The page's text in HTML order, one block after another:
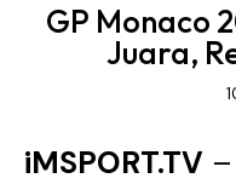
GP Monaco
Juara,
iMSPORT.TV